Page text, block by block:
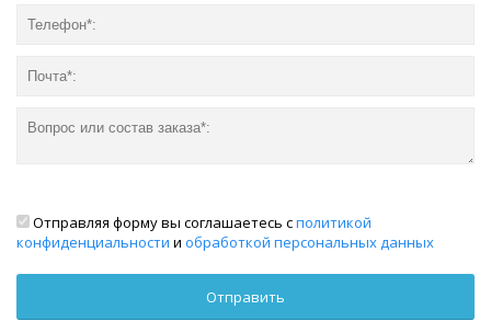
Отправляя форму вы соглашаетесь сполитикой
конфиденциальности и обработкой персональных данных